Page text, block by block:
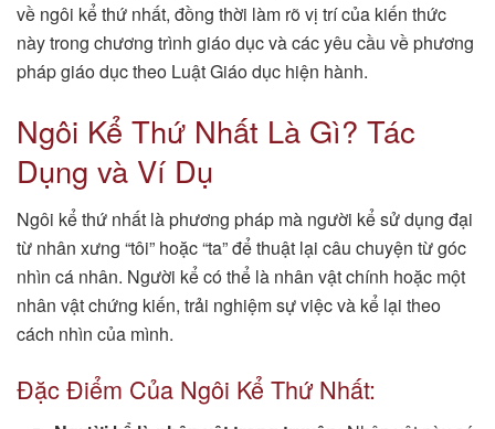
về ngôi kể thứ nhất, đồng thời làm rõ vị trí của kiến thức
này trong chương trình giáo dục và các yêu cầu về phương
pháp giáo dục theo Luật Giáo dục hiện hành.
Ngôi Kể Thứ Nhất Là Gì? Tác
Dụng và Ví Dụ
Ngôi kể thứ nhất là phương pháp mà người kể sử dụng đại
từ nhân xưng “tôi” hoặc “ta” để thuật lại câu chuyện từ góc
nhìn cá nhân. Người kể có thể là nhân vật chính hoặc một
nhân vật chứng kiến, trải nghiệm sự việc và kể lại theo
cách nhìn của mình.
Đặc Điểm Của Ngôi Kể Thứ Nhất: